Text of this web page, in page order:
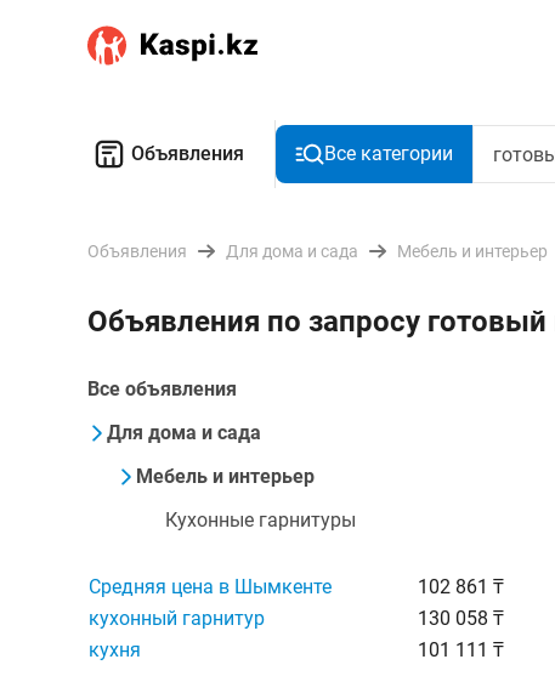
Объявления Все категории
Объявления Для дома и сада Мебель и интерьер
Объявления по запросу
Все объявления
Для дома и сада
Мебель и интерьер
Кухонные гарнитуры
Средняя цена в Шымкенте
102 861 ₸
кухонный гарнитур
130 058 ₸
кухня
101 111 ₸